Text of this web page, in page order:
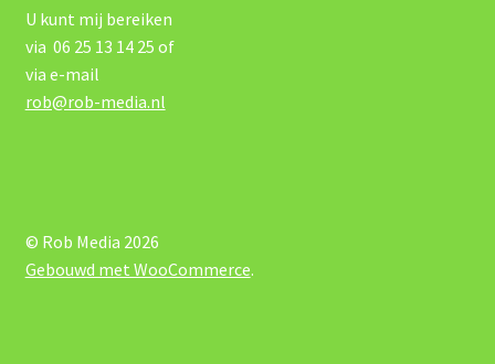
U kunt mij bereiken
via 06 25 13 14 25 of
via e-mail
rob@rob-media.nl
© Rob Media 2026
Gebouwd met WooCommerce.